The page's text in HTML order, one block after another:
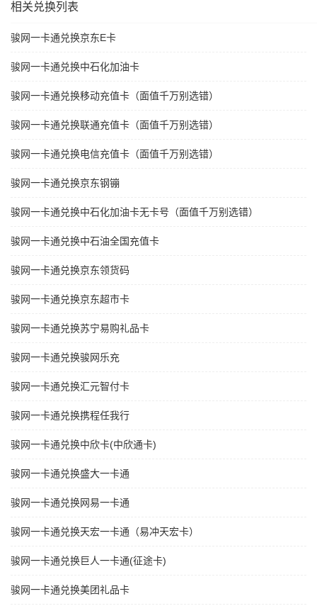
相关兑换列表
骏网一卡通兑换京东E卡
骏网一卡通兑换中石化加油卡
骏网一卡通兑换移动充值卡（面值千万别选错）
骏网一卡通兑换联通充值卡（面值千万别选错）
骏网一卡通兑换电信充值卡（面值千万别选错）
骏网一卡通兑换京东钢镚
骏网一卡通兑换中石化加油卡无卡号（面值千万别选错）
骏网一卡通兑换中石油全国充值卡
骏网一卡通兑换京东领货码
骏网一卡通兑换京东超市卡
骏网一卡通兑换苏宁易购礼品卡
骏网一卡通兑换骏网乐充
骏网一卡通兑换汇元智付卡
骏网一卡通兑换携程任我行
骏网一卡通兑换中欣卡(中欣通卡)
骏网一卡通兑换盛大一卡通
骏网一卡通兑换网易一卡通
骏网一卡通兑换天宏一卡通（易冲天宏卡）
骏网一卡通兑换巨人一卡通(征途卡)
骏网一卡通兑换美团礼品卡